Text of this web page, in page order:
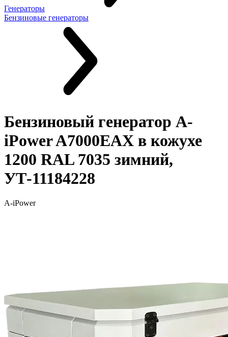
Генераторы
Бензиновые генераторы
Бензиновый генератор A-
iPower A7000EAX в кожухе
1200 RAL 7035 зимний,
УТ-11184228
A-iPower